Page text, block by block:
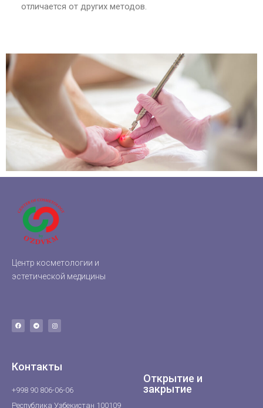
отличается от других методов.
Центр косметологии и
эстетической медицины
Контакты
+998 90 806-06-06
Республика Узбекистан 100109
Открытие и
закрытие